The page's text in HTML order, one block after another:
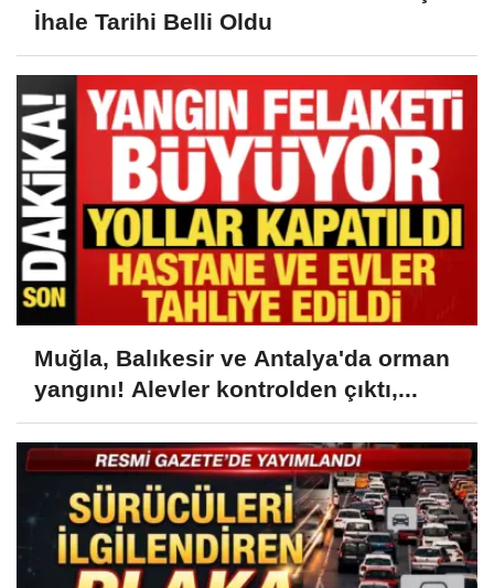
İhale Tarihi Belli Oldu
Muğla, Balıkesir ve Antalya'da orman
yangını! Alevler kontrolden çıktı,...